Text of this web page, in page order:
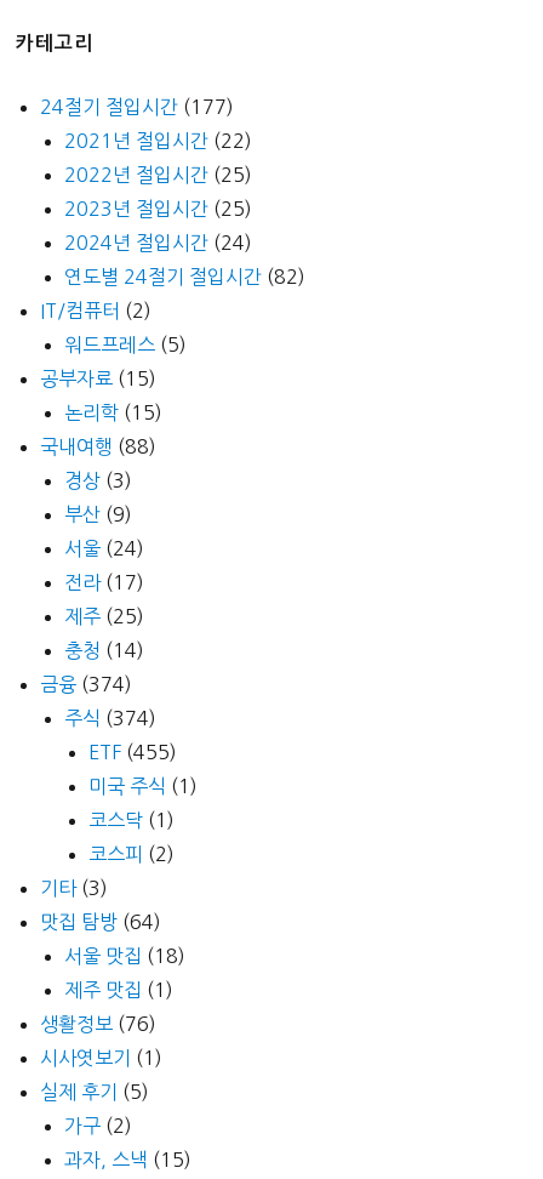
카테고리
24절기 절입시간 (177)
2021년 절입시간 (22)
2022년 절입시간 (25)
2023년 절입시간 (25)
2024년 절입시간 (24)
연도별 24절기 절입시간 (82)
IT/컴퓨터 (2)
워드프레스 (5)
공부자료 (15)
논리학 (15)
국내여행 (88)
경상 (3)
부산 (9)
서울 (24)
전라(17)
제주 (25)
충청 (14)
금융 (374)
주식 (374)
ETF (455)
미국 주식 (1)
코스닥 (1)
코스피 (2)
기타(3)
맛집 탐방 (64)
서울 맛집 (18)
제주 맛집 (1)
생활정보 (76)
시사엿보기
(1)
실제 후기
(5)
가구 (2)
과자, 스낵 (15)